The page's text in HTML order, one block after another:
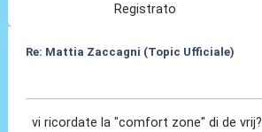
Registrato
Re: Mattia Zaccagni (Topic Ufficiale)
vi ricordate la "comfort zone" di de vrij?